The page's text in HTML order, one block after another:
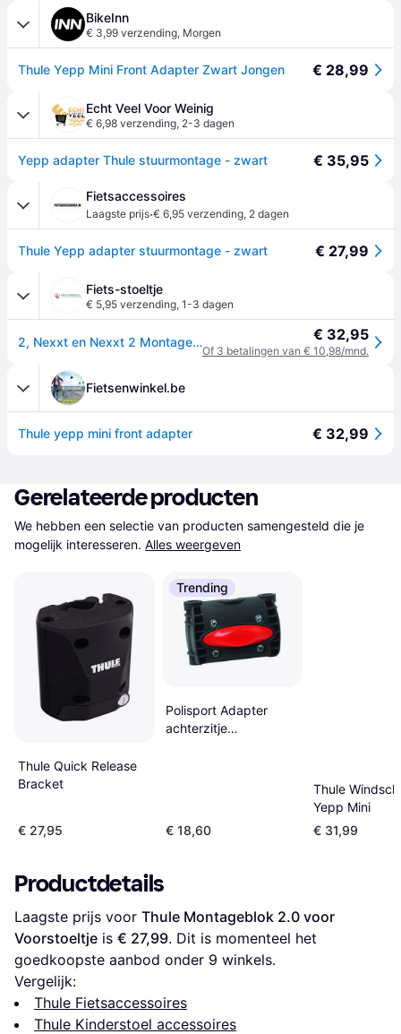
BikeInn
€ 3,99 verzending, Morgen
Thule Yepp Mini Front Adapter Zwart Jongen € 28,99
Echt Veel Voor Weinig
€ 6,98 verzending, 2-3 dagen
Yepp adapter Thule stuurmontage - zwart € 35,95
Fietsaccessoires
Laagste prijs·€ 6,95 verzending, 2 dagen
Thule Yepp adapter stuurmontage - zwart € 27,99
Fiets-stoeltje
€ 5,95 verzending, 1-3 dagen
2, Nexxt en Nexxt 2 Montageblok 2.0 voor Voorstoeltje (fietsstoeltje) € 32,95
Of 3 betalingen van € 10,98/mnd.
Fietsenwinkel.be
Thule yepp mini front adapter € 32,99
Gerelateerde producten
We hebben een selectie van producten samengesteld die je
mogelijk interesseren. Alles weergeven
Thule Quick Release
Bracket
€ 27,95
Trending
Polisport Adapter
achterzitje
€ 18,60
Thule
Yepp Mini
€ 31,99
Productdetails
Laagste prijs voor Thule Montageblok 2.0 voor
Voorstoeltje is € 27,99. Dit is momenteel het
goedkoopste aanbod onder 9 winkels.
Vergelijk:
Thule Fietsaccessoires
Thule Kinderstoel accessoires